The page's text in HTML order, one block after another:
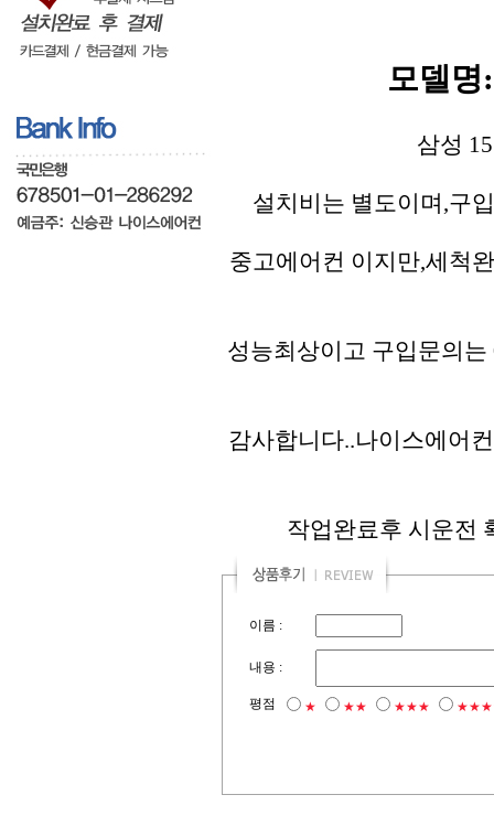
모델명
삼성
설치비는 별도이며,구
중고에어컨 이지만,세척
성능최상이고 구입문의
감사합니다..나이스에어
작업완료후 시운전
이름 :
내용 :
평점 ★ ★★ ★★★